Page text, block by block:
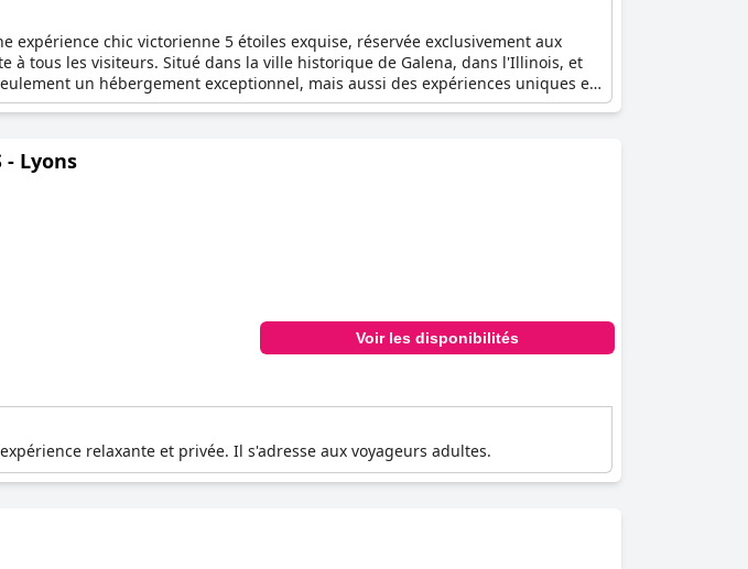
chic victorienne 5 étoiles exquise, réservée exclusivement aux
tous les visiteurs. Situé dans la ville historique de Galena, dans l'Illinois, et
un hébergement exceptionnel, mais aussi des expériences uniques et
dotée d'une salle de bains privée, de draps en coton égyptien et de
petit déjeuner complet avant de partir à la découverte de la ville captivante
- Lyons
Voir les disponibilités
relaxante et privée. Il s'adresse aux voyageurs adultes.